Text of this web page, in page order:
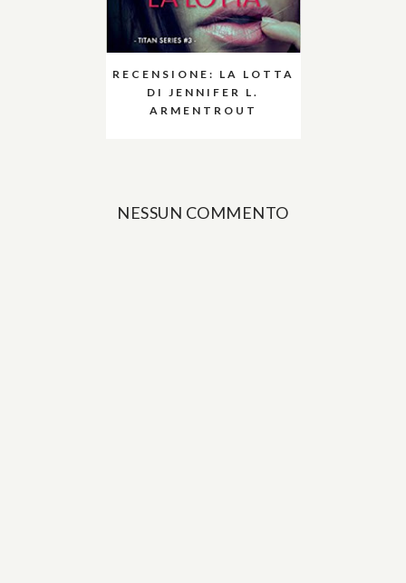
RECENSIONE: LA LOTTA
DI JENNIFER L.
ARMENTROUT
NESSUN COMMENTO